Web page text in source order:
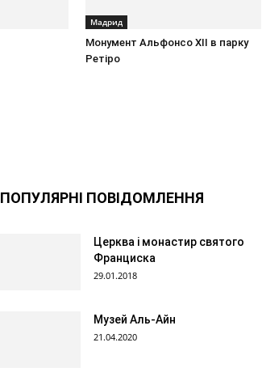
Мадрид
Монумент Альфонсо XII в парку
Ретіро
ПОПУЛЯРНІ ПОВІДОМЛЕННЯ
Церква і монастир святого
Франциска
29.01.2018
Музей Аль-Айн
21.04.2020